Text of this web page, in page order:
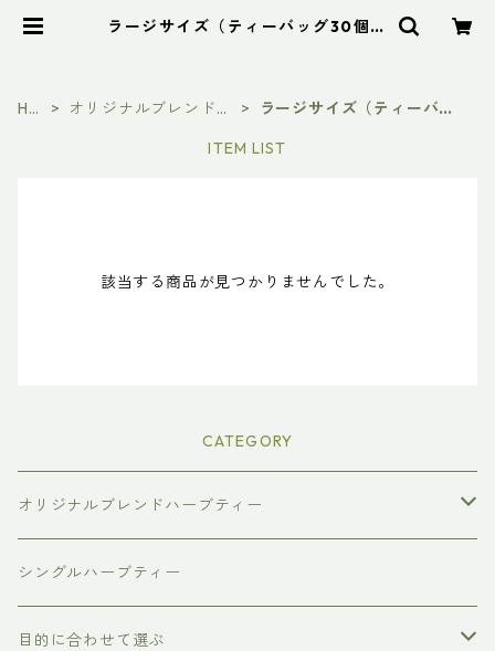
ラージサイズ（ティーバッグ30個入
HO
オリジナルブレンドハ
ラージサイズ（ティーバッ
ITEM LIST
該当する商品が見つかりませんでした。
CATEGORY
オリジナルブレンドハーブティー
普通サイズ（ティーバッグ10個入り）
ラージサイズ（ティーバッグ30個入り）
シングルハーブティー
目的に合わせて選ぶ